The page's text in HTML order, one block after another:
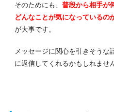
そのためにも、 普段から相手が
どんなことが気になっているの
が大事です。
メッセージに関心を引きそうな
に返信してくれるかもしれませ